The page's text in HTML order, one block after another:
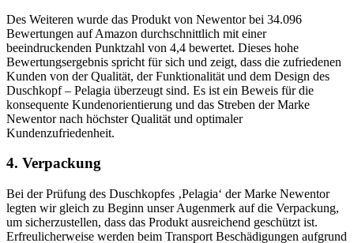
Des Weiteren wurde das Produkt von Newentor bei 34.096
Bewertungen auf Amazon durchschnittlich mit einer
beeindruckenden Punktzahl von 4,4 bewertet. Dieses hohe
Bewertungsergebnis spricht für sich und zeigt, dass die zufriedenen
Kunden von der Qualität, der Funktionalität und dem Design des
Duschkopf – Pelagia überzeugt sind. Es ist ein Beweis für die
konsequente Kundenorientierung und das Streben der Marke
Newentor nach höchster Qualität und optimaler
Kundenzufriedenheit.
4. Verpackung
Bei der Prüfung des Duschkopfes ‚Pelagia‘ der Marke Newentor
legten wir gleich zu Beginn unser Augenmerk auf die Verpackung,
um sicherzustellen, dass das Produkt ausreichend geschützt ist.
Erfreulicherweise werden beim Transport Beschädigungen aufgrund